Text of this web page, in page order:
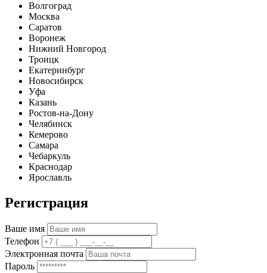
Волгоград
Москва
Саратов
Воронеж
Нижний Новгород
Троицк
Екатеринбург
Новосибирск
Уфа
Казань
Ростов-на-Дону
Челябинск
Кемерово
Самара
Чебаркуль
Краснодар
Ярославль
Регистрация
Ваше имя
Телефон
Электронная почта
Пароль